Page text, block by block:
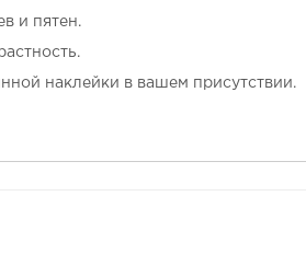
и пятен.
наклейки в вашем присутствии.